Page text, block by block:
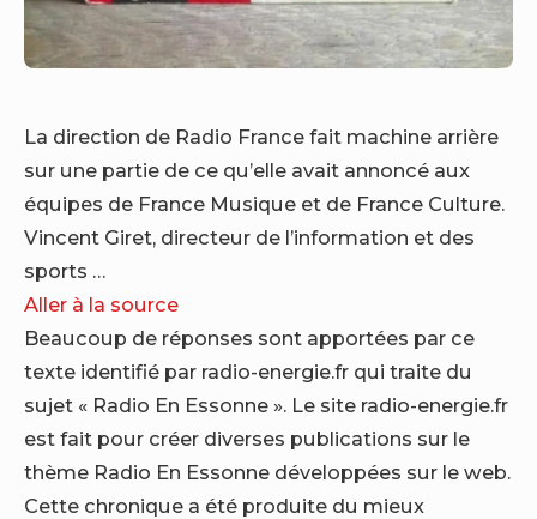
La direction de Radio France fait machine arrière
sur une partie de ce qu’elle avait annoncé aux
équipes de France Musique et de France Culture.
Vincent Giret, directeur de l’information et des
sports …
Aller à la source
Beaucoup de réponses sont apportées par ce
texte identifié par radio-energie.fr qui traite du
sujet « Radio En Essonne ». Le site radio-energie.fr
est fait pour créer diverses publications sur le
thème Radio En Essonne développées sur le web.
Cette chronique a été produite du mieux